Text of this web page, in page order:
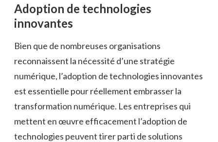
Adoption de technologies
innovantes
Bien que de nombreuses organisations
reconnaissent la nécessité d’une stratégie
numérique, l’adoption de technologies innovantes
est essentielle pour réellement embrasser la
transformation numérique. Les entreprises qui
mettent en œuvre efficacement l’adoption de
technologies peuvent tirer parti de solutions